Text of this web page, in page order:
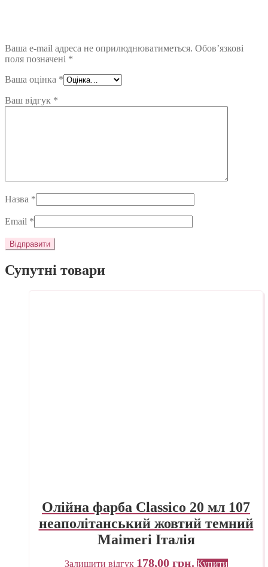
Ваша e-mail адреса не оприлюднюватиметься. Обов’язкові
поля позначені *
Ваша оцінка *
Ваш відгук *
Назва *
Email *
Супутні товари
Олійна фарба Classico 20 мл 107
неаполітанський жовтий темний
Maimeri Італія
Залишити відгук 178,00 грн. Купити